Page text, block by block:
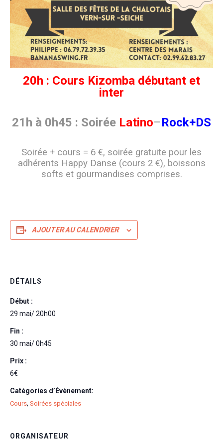
20h : Cours Kizomba débutant et
inter
21h à 0h45 : Soirée Latino–Rock+DS
Soirée + cours = 6 €, soirée gratuite pour les
adhérents Happy Danse (cours 2 €), boissons
softs et gourmandises comprises.
AJOUTER AU CALENDRIER
DÉTAILS
Début :
29 mai/ 20h00
Fin :
30 mai/ 0h45
Prix :
6€
Catégories d’Évènement:
Cours, Soirées spéciales
ORGANISATEUR